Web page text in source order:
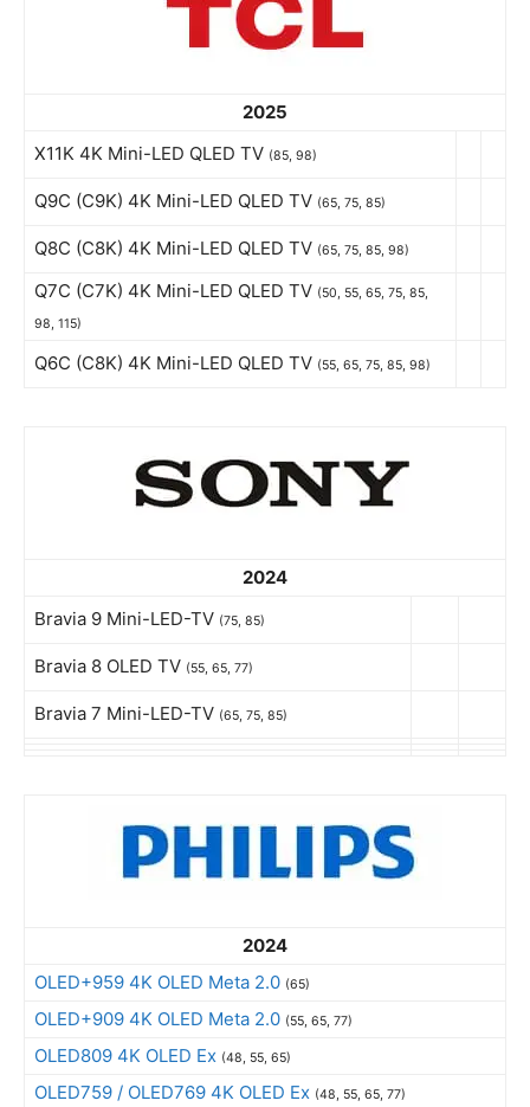
2025
X11K 4K Mini-LED QLED TV (85, 98)
Q9C (C9K) 4K Mini-LED QLED TV (65, 75, 85)
Q8C (C8K) 4K Mini-LED QLED TV (65, 75, 85, 98)
Q7C (C7K) 4K Mini-LED QLED TV (50, 55, 65, 75, 85,
98, 115)
Q6C (C8K) 4K Mini-LED QLED TV (55, 65, 75, 85, 98)
2024
Bravia 9 Mini-LED-TV (75, 85)
Bravia 8 OLED TV (55, 65, 77)
Bravia 7 Mini-LED-TV (65, 75, 85)
2024
OLED+959 4K OLED Meta 2.0 (65)
OLED+909 4K OLED Meta 2.0 (55, 65, 77)
OLED809 4K OLED Ex (48, 55, 65)
OLED759 / OLED769 4K OLED Ex (48, 55, 65, 77)